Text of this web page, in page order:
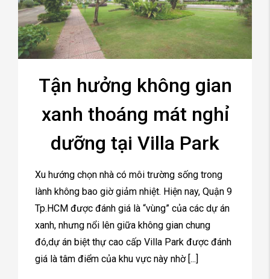
Tận hưởng không gian
xanh thoáng mát nghỉ
dưỡng tại Villa Park
Xu hướng chọn nhà có môi trường sống trong
lành không bao giờ giảm nhiệt. Hiện nay, Quận 9
Tp.HCM được đánh giá là “vùng” của các dự án
xanh, nhưng nổi lên giữa không gian chung
đó,dự án biệt thự cao cấp Villa Park được đánh
giá là tâm điểm của khu vực này nhờ [...]